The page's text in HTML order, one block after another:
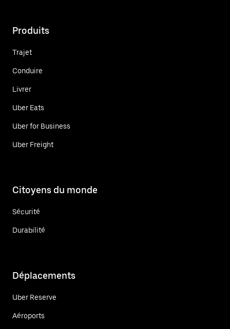
Produits
Trajet
Conduire
Livrer
Uber Eats
Uber for Business
Uber Freight
Citoyens du monde
Sécurité
Durabilité
Déplacements
Uber Reserve
Aéroports